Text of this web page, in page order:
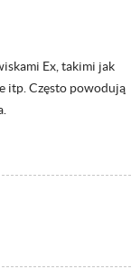
Ex, takimi jak
itp. Często powodują